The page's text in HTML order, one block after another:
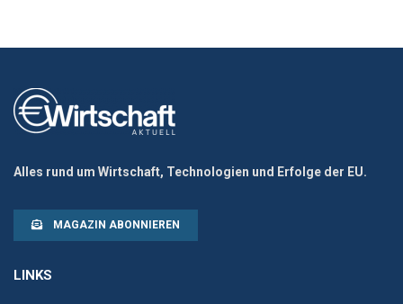
Alles rund um Wirtschaft, Technologien und Erfolge der EU.
MAGAZIN ABONNIEREN
LINKS